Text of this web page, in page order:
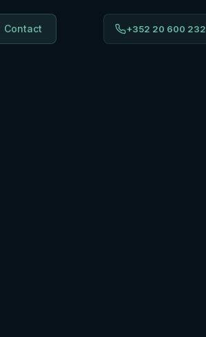
Contact +352 20 600 232